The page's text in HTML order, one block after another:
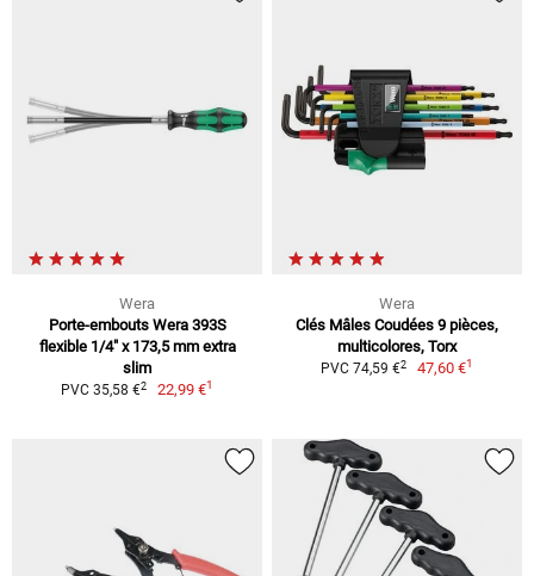
Wera
Porte-embouts Wera 393S
flexible 1/4" x 173,5 mm extra
slim
PVC 35,58 €2 22,99 €1
Wera
Clés Mâles Coudées 9 pièces,
multicolores, Torx
PVC 74,59 €2 47,60 €1